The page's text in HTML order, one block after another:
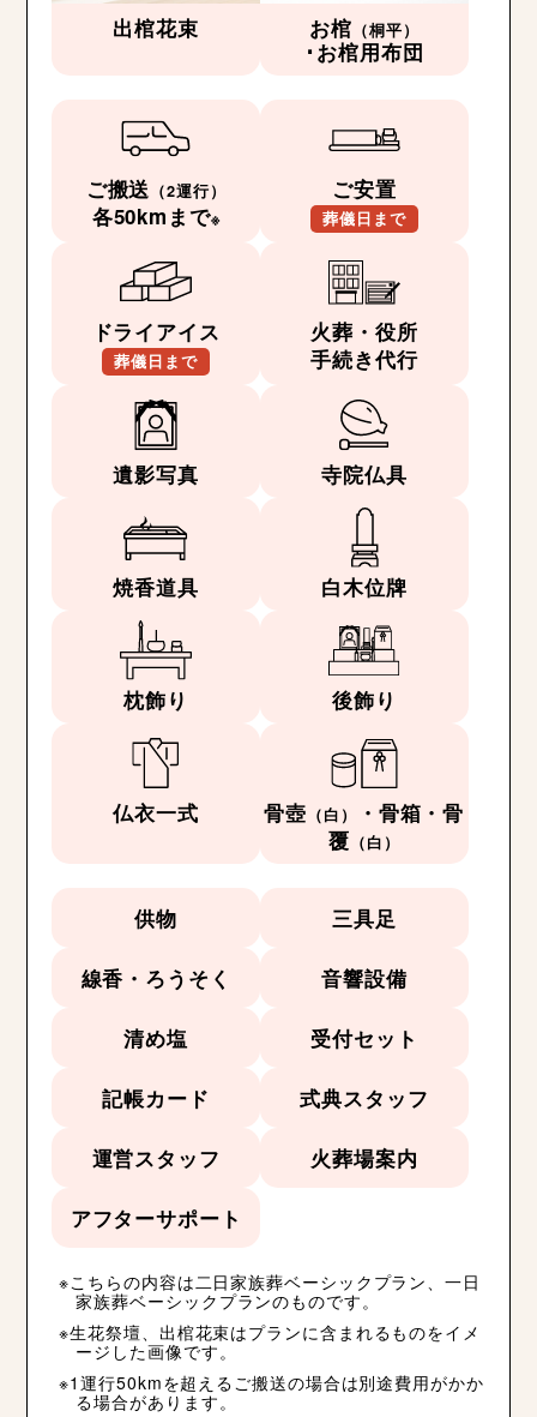
出棺花束 お棺 （桐平）
･お棺用布団
ご搬送 （2運行）
各50kmまで※
ご安置
葬儀日まで
ドライアイス
葬儀日まで
火葬・役所
手続き代行
遺影写真 寺院仏具
焼香道具 白木位牌
枕飾り 後飾り
仏衣一式 骨壺 （白）
・骨箱・骨
覆 （白）
供物 三具足
線香・ろうそく 音響設備
清め塩 受付セット
記帳カード 式典スタッフ
運営スタッフ 火葬場案内
アフターサポート
こちらの内容は二日家族葬ベーシックプラン、一日
家族葬ベーシックプランのものです。
生花祭壇、出棺花束はプランに含まれるものをイメ
ージした画像です。
1運行50kmを超えるご搬送の場合は別途費用がかか
る場合があります。